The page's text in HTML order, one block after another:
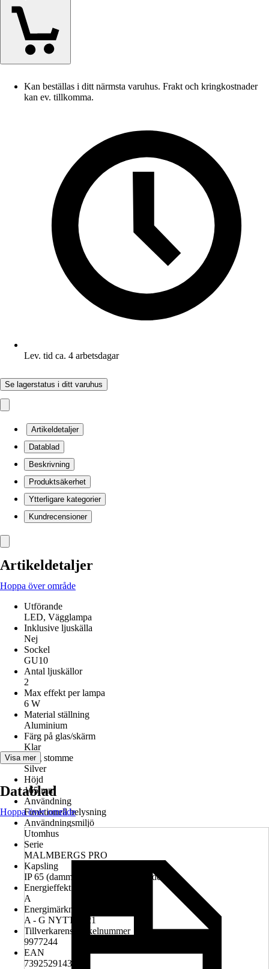
Kan beställas i ditt närmsta varuhus. Frakt och kringkostnader
kan ev. tillkomma.
Lev. tid ca. 4 arbetsdagar
Se lagerstatus i ditt varuhus
Artikeldetaljer
Datablad
Beskrivning
Produktsäkerhet
Ytterligare kategorier
Kundrecensioner
Artikeldetaljer
Hoppa över område
Utförande
LED, Vägglampa
Inklusive ljuskälla
Nej
Sockel
GU10
Antal ljuskällor
2
Max effekt per lampa
6 W
Material ställning
Aluminium
Färg på glas/skärm
Klar
Färg stomme
Silver
Höjd
165 mm
Användning
Funktionell belysning
Användningsmiljö
Utomhus
Serie
MALMBERGS PRO
Kapsling
IP 65 (dammtät och spolvattenskyddad)
Energieffektivitetsklass
A
Energimärkningstyp
A - G NYTT 2021
Tillverkarens artikelnummer
9977244
EAN
7392529143133
Visa mer
Datablad
Hoppa över område